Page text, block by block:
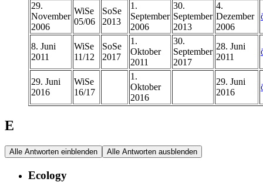
29.
November
2006
WiSe
05/06
SoSe
2013
1.
September
2006
30.
September
2013
4.
Dezember
2006
8. Juni
2011
WiSe
11/12
SoSe
2017
1.
Oktober
2011
30.
September
2017
28. Juni
2011
29. Juni
2016
WiSe
16/17
1.
Oktober
2016
29. Juni
2016
E
Alle Antworten einblenden Alle Antworten ausblenden
Ecology